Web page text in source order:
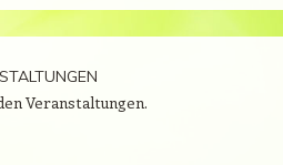
Veranstaltungen.